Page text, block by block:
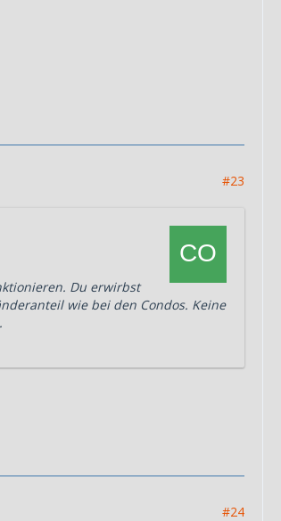
#23
Du erwirbst
wie bei den Condos. Keine
#24